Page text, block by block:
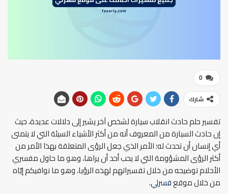
0
شارك
تفسير حلم حادث انقلاب سيارة لشخص آخر يشير إلى دلالات عديدة، حيث
إن حادث السيارة من المعروف أنه من أكثر الأشياء السيئة التي لا يتمنى
أي إنسان أن تحدث له؛ الأمر الذي جعل الرؤى المتعلقة بهذا الأمر من
أكثر الرؤى المشؤومة التي لا يحب أحد أن يراها، وهو ما حاول مفسري
الأحلام توضيحه من خلال تفسيراتهم لهذه الرؤيا، وهو ما نوافيكم إيّاه
من خلال موقعفسرلي.